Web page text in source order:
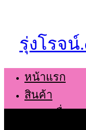
รุ่งโรจน์
หน้าแรก
สินค้า
เครื่องย